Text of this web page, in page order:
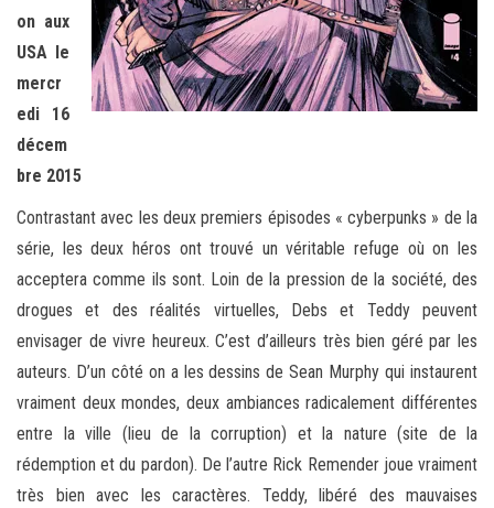
on aux
USA le
mercr
edi 16
décem
bre 2015
Contrastant avec les deux premiers épisodes « cyberpunks » de la
série, les deux héros ont trouvé un véritable refuge où on les
acceptera comme ils sont. Loin de la pression de la société, des
drogues et des réalités virtuelles, Debs et Teddy peuvent
envisager de vivre heureux. C’est d’ailleurs très bien géré par les
auteurs. D’un côté on a les dessins de Sean Murphy qui instaurent
vraiment deux mondes, deux ambiances radicalement différentes
entre la ville (lieu de la corruption) et la nature (site de la
rédemption et du pardon). De l’autre Rick Remender joue vraiment
très bien avec les caractères. Teddy, libéré des mauvaises